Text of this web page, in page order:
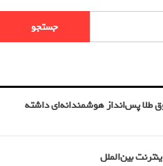
طلا پس‌انداز هوشمندانه‌ای داشته
بین‌الملل